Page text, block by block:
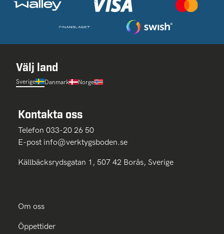
Välj land
Sverige Danmark Norge
Kontakta oss
Telefon 033-20 26 50
E-post info@verktygsboden.se
Källbäcksrydsgatan 1, 507 42 Borås, Sverige
Om oss
Öppettider